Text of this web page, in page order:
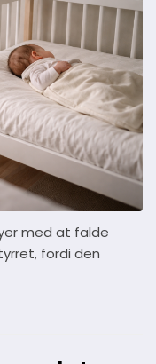
med at falde
fordi den